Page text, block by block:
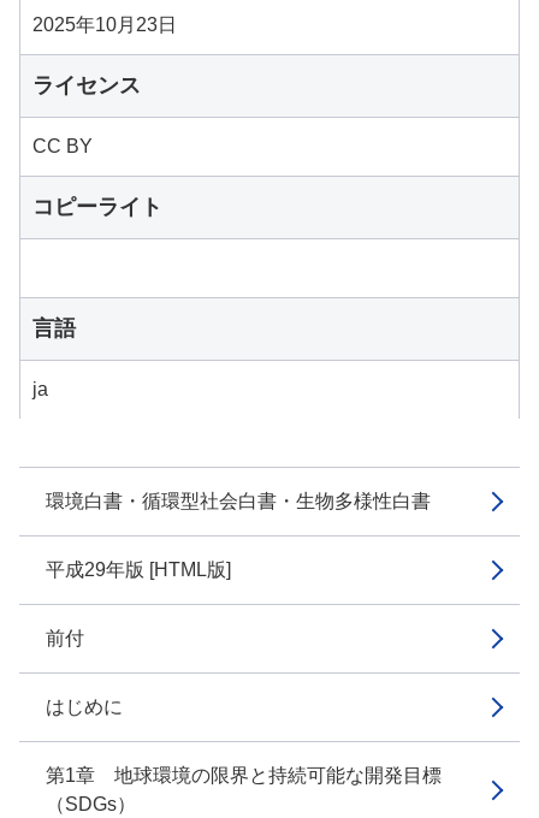
環境白書・循環型社会白書・生物多様性白書
平成29年版 [HTML版]
前付
はじめに
第1章 地球環境の限界と持続可能な開発目標
（SDGs）
2025年10月23日
ライセンス
CC BY
コピーライト
言語
ja